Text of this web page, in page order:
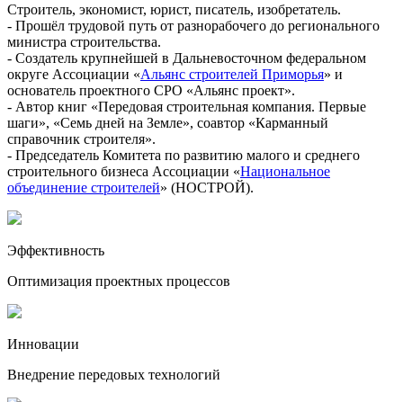
Строитель, экономист, юрист, писатель, изобретатель.
- Прошёл трудовой путь от разнорабочего до регионального
министра строительства.
- Создатель крупнейшей в Дальневосточном федеральном
округе Ассоциации «Альянс строителей Приморья» и
основатель проектного СРО «Альянс проект».
- Автор книг «Передовая строительная компания. Первые
шаги», «Семь дней на Земле», соавтор «Карманный
справочник строителя».
- Председатель Комитета по развитию малого и среднего
строительного бизнеса Ассоциации «Национальное
объединение строителей» (НОСТРОЙ).
Эффективность
Оптимизация проектных процессов
Инновации
Внедрение передовых технологий